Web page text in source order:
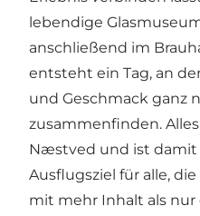
lebendige
anschließend im
entsteht ein Tag, an
und Geschmack ganz
zusammenfinden.
Næstved und ist damit
Ausflugsziel für alle,
mit mehr Inhalt als nur